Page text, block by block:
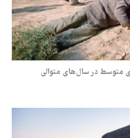
متوسط در سال‌های متوالی